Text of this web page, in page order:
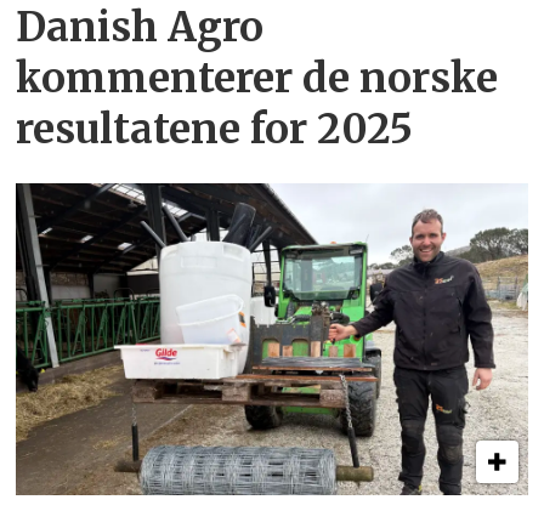
Danish Agro
kommenterer de norske
resultatene for 2025